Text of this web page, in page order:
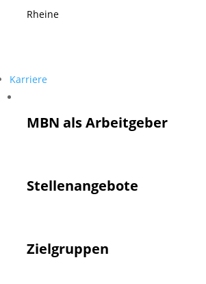
Rheine
Karriere
MBN als Arbeitgeber
Stellenangebote
Zielgruppen